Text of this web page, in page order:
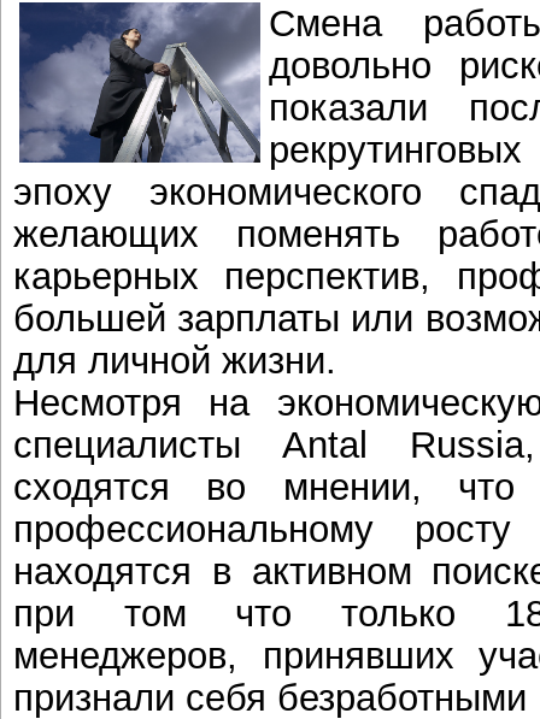
Смена
довольно
показали
эпоху экономического
желающих поменять
карьерных перспектив,
большей зарплаты или
для личной жизни.
Несмотря на
специалисты Antal
сходятся во мнении, что
профессиональному
находятся в активном
при том что только
менеджеров, принявших
признали себя безработными